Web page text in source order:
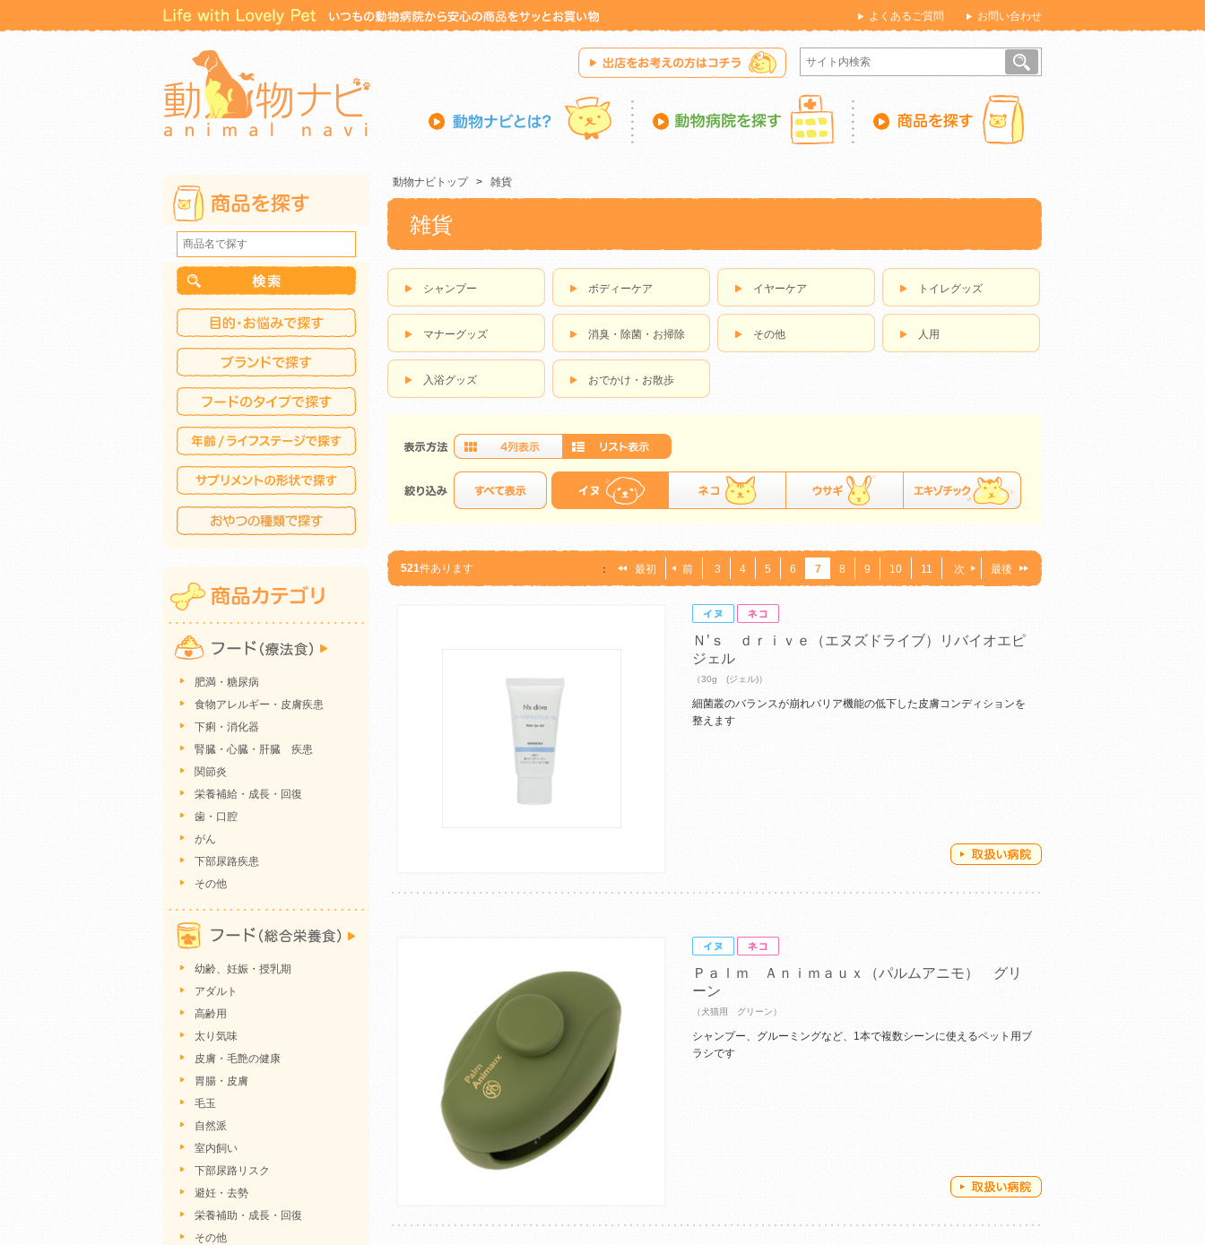
よくあるご質問 お問い合わせ
動物ナビトップ > 雑貨
雑貨
シャンプー ボディーケア イヤーケア トイレグッズ
マナーグッズ 消臭・除菌・お掃除 その他 人用
入浴グッズ おでかけ・お散歩
521件あります ： 最初 前 3 4 5 6 7 8 9 10 11 次 最後
Ｎ’ｓ ｄｒｉｖｅ（エヌズドライブ）リバイオエピ
ジェル
（30g (ジェル)）
細菌叢のバランスが崩れバリア機能の低下した皮膚コンディションを
整えます
Ｐａｌｍ Ａｎｉｍａｕｘ（パルムアニモ） グリ
ーン
（犬猫用 グリーン）
シャンプー、グルーミングなど、1本で複数シーンに使えるペット用ブ
ラシです
肥満・糖尿病
食物アレルギー・皮膚疾患
下痢・消化器
腎臓・心臓・肝臓 疾患
関節炎
栄養補給・成長・回復
歯・口腔
がん
下部尿路疾患
その他
幼齢、妊娠・授乳期
アダルト
高齢用
太り気味
皮膚・毛艶の健康
胃腸・皮膚
毛玉
自然派
室内飼い
下部尿路リスク
避妊・去勢
栄養補助・成長・回復
その他